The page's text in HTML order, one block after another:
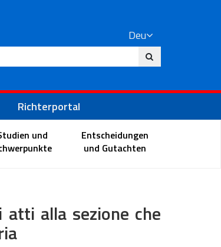
Deu
Richterportal
und
Entscheidungen
und Gutachten
alla sezione che